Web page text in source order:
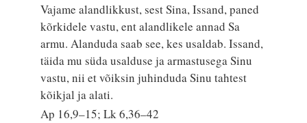
Vajame alandlikkust, sest Sina, Issand, paned
kõrkidele vastu, ent alandlikele annad Sa
armu. Alanduda saab see, kes usaldab. Issand,
täida mu süda usalduse ja armastusega Sinu
vastu, nii et võiksin juhinduda Sinu tahtest
kõikjal ja alati.
Ap 16,9–15; Lk 6,36–42